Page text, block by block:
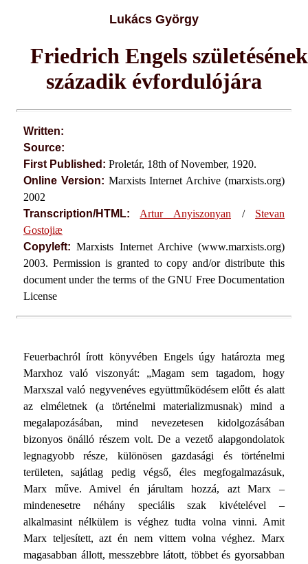
Lukács György
Friedrich Engels születésének
századik évfordulójára
Written:
Source:
First Published: Proletár, 18th of November, 1920.
Online Version: Marxists Internet Archive (marxists.org)
2002
Transcription/HTML:
Artur Anyiszonyan / Stevan
Gostojiæ
Copyleft:Marxists Internet Archive (www.marxists.org)
2003. Permission is granted to copy and/or distribute this
document under the terms of the GNU Free Documentation
License
Feuerbachról írott könyvében Engels úgy határozta meg
Marxhoz való viszonyát: „Magam sem tagadom, hogy
Marx­szal való negyvenéves együttműködésem előtt és alatt
az el­méletnek (a történelmi materializmusnak) mind a
megalapo­zásában, mind nevezetesen kidolgozásában
bizonyos önálló ré­szem volt. De a vezető alapgondolatok
legnagyobb része, kü­lönösen gazdasági és történelmi
területen, sajátlag pedig vég­ső, éles megfogalmazásuk,
Marx műve. Amivel én járultam hozzá, azt Marx –
mindenesetre néhány speciális szak kivé­telével –
alkalmasint nélkülem is véghez tudta volna vinni. Amit
Marx teljesített, azt én nem vittem volna véghez. Marx
magasabban állott, messzebbre látott, többet és gyorsabban